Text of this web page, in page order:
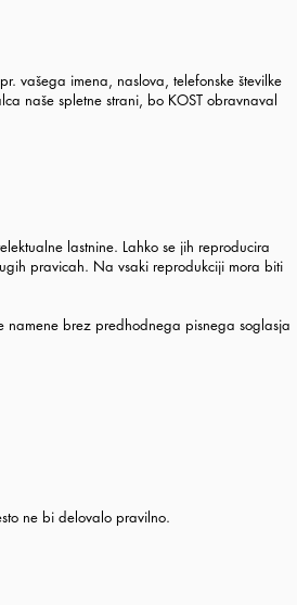
vašega imena, naslova, telefonske številke
naše spletne strani, bo KOST obravnaval
lastnine. Lahko se jih reproducira
pravicah. Na vsaki reprodukciji mora biti
brez predhodnega pisnega soglasja
ne bi delovalo pravilno.